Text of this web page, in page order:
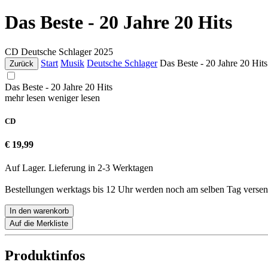
Das Beste - 20 Jahre 20 Hits
CD Deutsche Schlager 2025
Zurück Start Musik Deutsche Schlager Das Beste - 20 Jahre 20 Hits
Das Beste - 20 Jahre 20 Hits
mehr lesen weniger lesen
CD
€ 19,99
Auf Lager. Lieferung in 2-3 Werktagen
Bestellungen werktags bis 12 Uhr werden noch am selben Tag
In den warenkorb
Auf die Merkliste
Produktinfos